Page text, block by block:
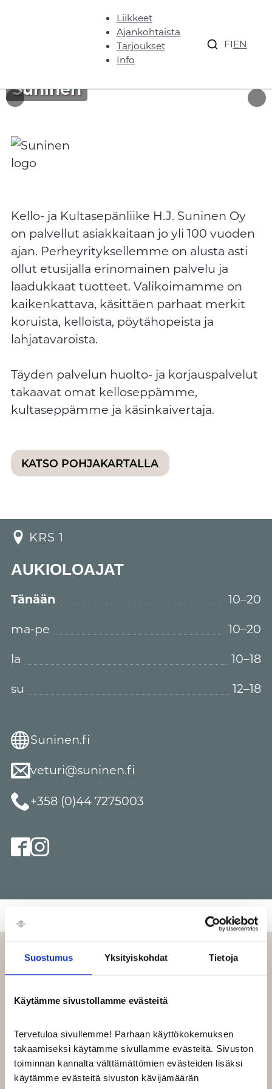
Suostumus Yksityiskohdat Tietoja
Käytämme sivustollamme evästeitä
Tervetuloa sivullemme! Parhaan käyttökokemuksen
takaamiseksi käytämme sivullamme evästeitä. Sivuston
toiminnan kannalta välttämättömien evästeiden lisäksi
käytämme evästeitä sivuston kävijämäärän
Liikkeet
Ajankohtaista
Tarjoukset
Info
FIEN
Suninen
Kello- ja Kultasepänliike H.J. Suninen Oy
on palvellut asiakkaitaan jo yli 100 vuoden
ajan. Perheyrityksellemme on alusta asti
ollut etusijalla erinomainen palvelu ja
laadukkaat tuotteet. Valikoimamme on
kaikenkattava, käsittäen parhaat merkit
koruista, kelloista, pöytähopeista ja
lahjatavaroista.
Täyden palvelun huolto- ja korjauspalvelut
takaavat omat kelloseppämme,
kultaseppämme ja käsinkaivertaja.
KATSO POHJAKARTALLA
KRS 1
AUKIOLOAJAT
Tänään
10–20
ma-pe
10–20
la
10–18
su
12–18
Suninen.fi
veturi@suninen.fi
+358 (0)44 7275003
LIIKKEEN TARJOUKSET
Ei näytettävää sisältöä juuri nyt